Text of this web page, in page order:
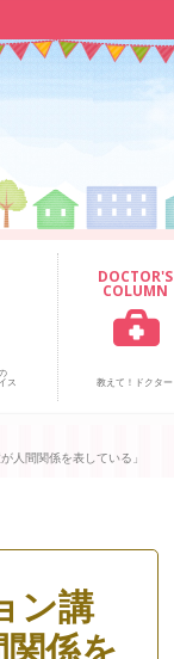
ス
DOCTOR'S
COLUMN
教えて！ドクター
人間関係を表している」
ン講
係を